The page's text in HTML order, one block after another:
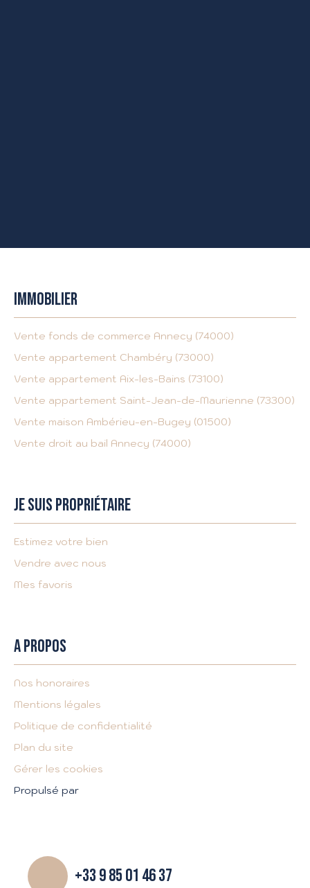
IMMOBILIER
Vente fonds de commerce Annecy (74000)
Vente appartement Chambéry (73000)
Vente appartement Aix-les-Bains (73100)
Vente appartement Saint-Jean-de-Maurienne (73300)
Vente maison Ambérieu-en-Bugey (01500)
Vente droit au bail Annecy (74000)
JE SUIS PROPRIÉTAIRE
Estimez votre bien
Vendre avec nous
Mes favoris
A PROPOS
Nos honoraires
Mentions légales
Politique de confidentialité
Plan du site
Gérer les cookies
Propulsé par
+33 9 85 01 46 37